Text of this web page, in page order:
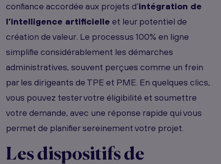
confiance accordée aux projets d’intégration de
l’intelligence artificielle et leur potentiel de
création de valeur. Le processus 100% en ligne
simplifie considérablement les démarches
administratives, souvent perçues comme un frein
par les dirigeants de TPE et PME. En quelques clics,
vous pouvez tester votre éligibilité et soumettre
votre demande, avec une réponse rapide qui vous
permet de planifier sereinement votre projet.
Les dispositifs de